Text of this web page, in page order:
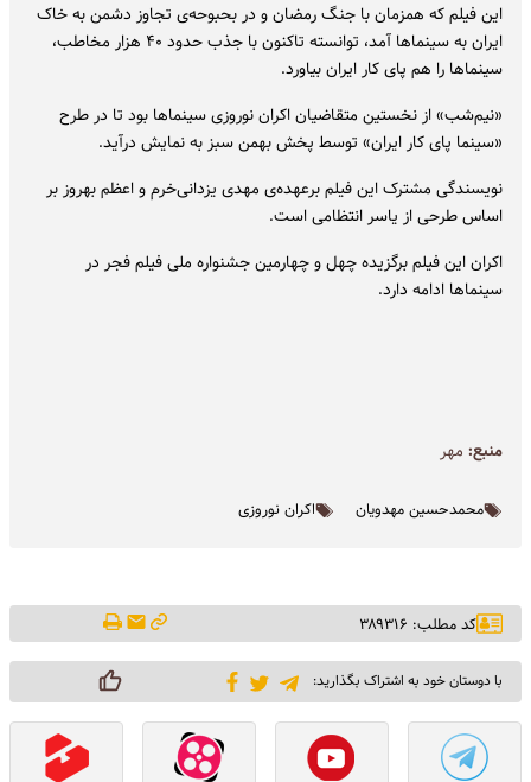
این فیلم که همزمان با جنگ رمضان و در بحبوحه‌ی تجاوز دشمن به خاک
ایران به سینماها آمد، توانسته تاکنون با جذب حدود ۴٠ هزار مخاطب،
سینماها را هم پای کار ایران بیاورد.
«نیم‌شب» از نخستین متقاضیان اکران نوروزی سینماها بود تا در طرح
«سینما پای کار ایران» توسط پخش بهمن سبز به نمایش درآید.
نویسندگی مشترک این فیلم برعهده‌ی مهدی یزدانی‌خرم و اعظم بهروز بر
اساس طرحی از یاسر انتظامی است.
اکران این فیلم برگزیده‌ چهل و چهارمین جشنواره‌ ملی فیلم فجر در
سینماها ادامه دارد.
منبع: مهر
محمدحسین مهدویان اکران نوروزی
کد مطلب: ۳۸۹۳۱۶
با دوستان خود به اشتراک بگذارید: